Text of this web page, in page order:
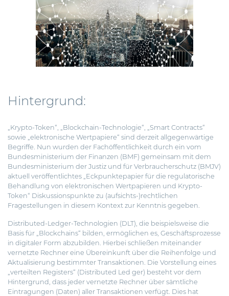
Hintergrund:
„Krypto-Token“, „Blockchain-Technologie“, „Smart Contracts“
sowie „elektronische Wertpapiere“ sind derzeit allgegenwärtige
Begriffe. Nun wurden der Fachöffentlichkeit durch ein vom
Bundesministerium der Finanzen (BMF) gemeinsam mit dem
Bundesministerium der Justiz und für Verbraucherschutz (BMJV)
aktuell veröffentlichtes „Eckpunktepapier für die regulatorische
Behandlung von elektronischen Wertpapieren und Krypto-
Token“ Diskussionspunkte zu (aufsichts-)rechtlichen
Fragestellungen in diesem Kontext zur Kenntnis gegeben.
Distributed-Ledger-Technologien (DLT), die beispielsweise die
Basis für „Blockchains“ bilden, ermöglichen es, Geschäftsprozesse
in digitaler Form abzubilden. Hierbei schließen miteinander
vernetzte Rechner eine Übereinkunft über die Reihenfolge und
Aktualisierung bestimmter Transaktionen. Die Vorstellung eines
„verteilten Registers“ (Distributed Led ger) besteht vor dem
Hintergrund, dass jeder vernetzte Rechner über sämtliche
Eintragungen (Daten) aller Transaktionen verfügt. Dies hat